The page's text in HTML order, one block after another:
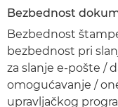
Bezbednost
Bezbednost
bezbednost pri
za slanje e-pošte /
omogućavanje /
upravljačkog